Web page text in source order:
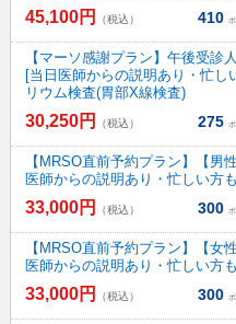
45,100円 （税込） 410
【マーソ感謝プラン】午後受診
[当日医師からの説明あり・忙し
リウム検査(胃部X線検査)
30,250円 （税込） 275
【MRSO直前予約プラン】【男
医師からの説明あり・忙しい方
33,000円 （税込） 300
【MRSO直前予約プラン】【女
医師からの説明あり・忙しい方
33,000円 （税込） 300